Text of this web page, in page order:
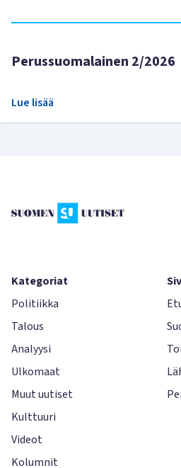
Perussuomalainen 2/2026
Lue lisää
Kategoriat
Politiikka
Talous
Analyysi
Ulkomaat
Muut uutiset
Kulttuuri
Videot
Kolumnit